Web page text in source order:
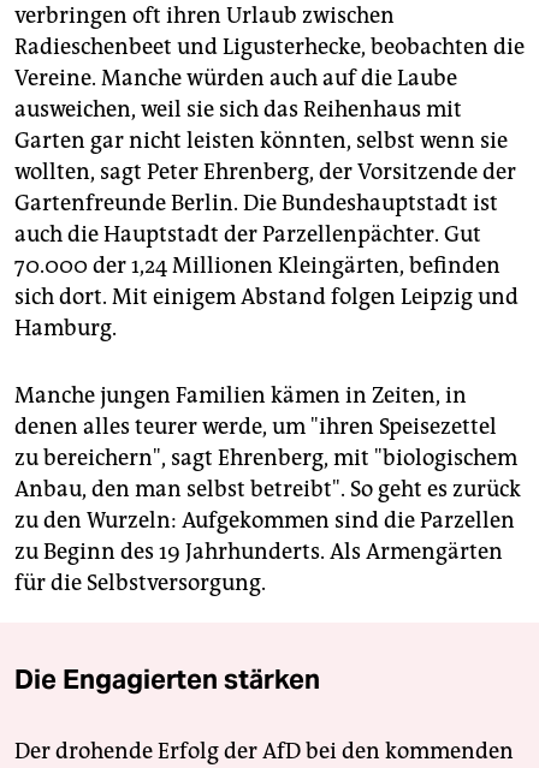
verbringen oft ihren Urlaub zwischen
Radieschenbeet und Ligusterhecke, beobachten die
Vereine. Manche würden auch auf die Laube
ausweichen, weil sie sich das Reihenhaus mit
Garten gar nicht leisten könnten, selbst wenn sie
wollten, sagt Peter Ehrenberg, der Vorsitzende der
Gartenfreunde Berlin. Die Bundeshauptstadt ist
auch die Hauptstadt der Parzellenpächter. Gut
70.000 der 1,24 Millionen Kleingärten, befinden
sich dort. Mit einigem Abstand folgen Leipzig und
Hamburg.
Manche jungen Familien kämen in Zeiten, in
denen alles teurer werde, um "ihren Speisezettel
zu bereichern", sagt Ehrenberg, mit "biologischem
Anbau, den man selbst betreibt". So geht es zurück
zu den Wurzeln: Aufgekommen sind die Parzellen
zu Beginn des 19 Jahrhunderts. Als Armengärten
für die Selbstversorgung.
Die Engagierten stärken
Der drohende Erfolg der AfD bei den kommenden